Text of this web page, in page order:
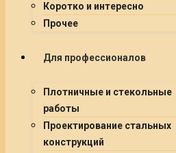
Коротко и интересно
Прочее
Для профессионалов
Плотничные и стекольные
работы
Проектирование стальных
конструкций